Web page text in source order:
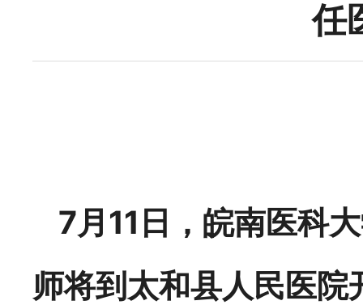
任
7月11日， 皖南医科
师将到太和县人民医